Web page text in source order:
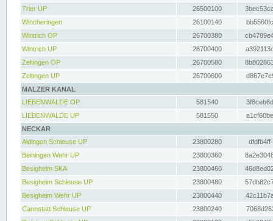
Trier UP
26500100
Wincheringen
26100140
Wintrich OP
26700380
Wintrich UP
26700400
Zeltingen OP
26700580
Zeltingen UP
26700600
MALZER KANAL
LIEBENWALDE OP
581540
LIEBENWALDE UP
581550
NECKAR
Aldingen Schleuse UP
23800280
Beihingen Wehr UP
23800360
Besigheim SKA
23800460
Besigheim Schleuse UP
23800480
Besigheim Wehr UP
23800440
Cannstatt Schleuse UP
23800240